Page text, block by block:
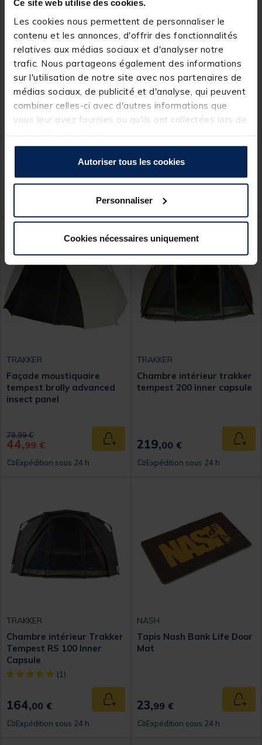
Ce site web utilise des cookies.
Les cookies nous permettent de personnaliser le
contenu et les annonces, d'offrir des fonctionnalités
relatives aux médias sociaux et d'analyser notre
trafic. Nous partageons également des informations
sur l'utilisation de notre site avec nos partenaires de
médias sociaux, de publicité et d'analyse, qui peuvent
combiner celles-ci avec d'autres informations que
vous leur avez fournies ou qu'ils ont collectées lors de
Autoriser tous les cookies
Personnaliser
Cookies nécessaires uniquement
Façade moustiquaire
Trakker Tempest Brolly
120,00 € Ajouter au panier
Organisateur nash gazebo
44,99 €
Expédition sous 24 h
TRAKKER
Façade moustiquaire
tempest brolly advanced
insect panel
Price reduced from
79,99 €to
44,99 € Ajouter au panier
Expédition sous 24 h
TRAKKER
Chambre intérieur trakker
tempest 200 inner capsule
219,00 €
Expédition sous 24 h
TRAKKER
Chambre intérieur Trakker
Tempest RS 100 Inner
Capsule
[object Object] out of 5 Customer Rating
(1)
164,00 € Ajouter au panier
Expédition sous 24 h
NASH
Tapis Nash Bank Life Door
Mat
23,99 €
Expédition sous 24 h